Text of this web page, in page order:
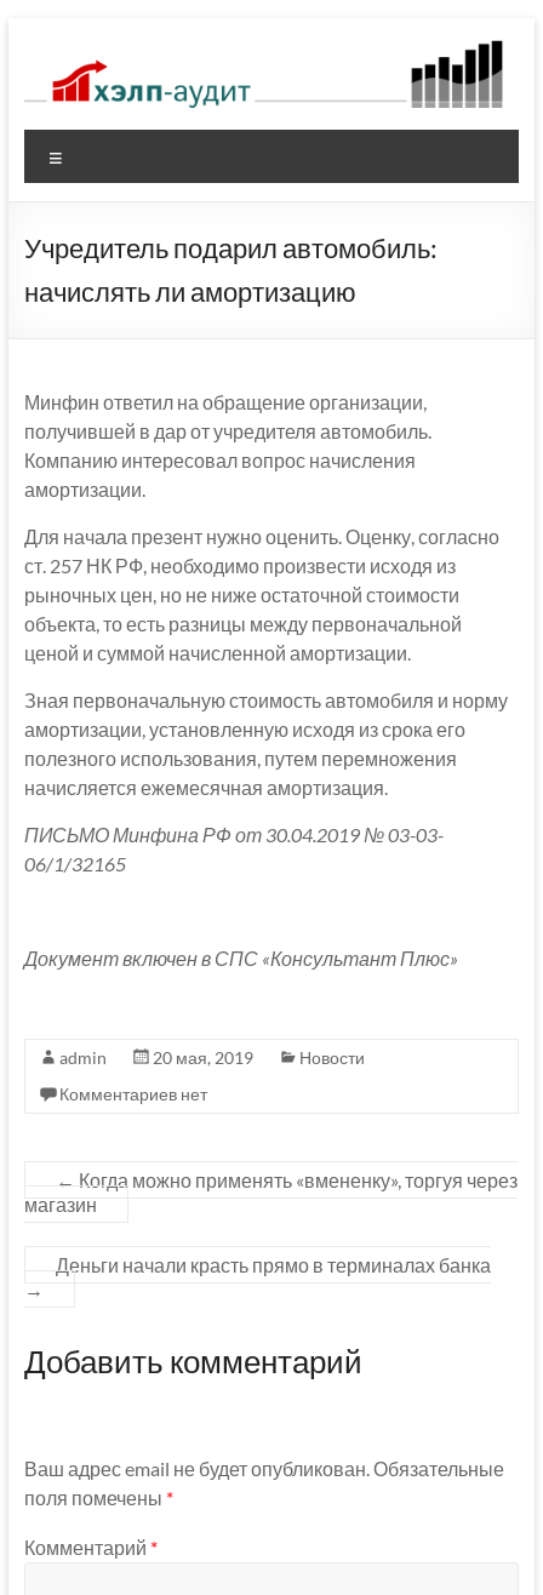
содержимому
Учредитель подарил автомобиль:
начислять ли амортизацию
Минфин ответил на обращение организации,
получившей в дар от учредителя автомобиль.
Компанию интересовал вопрос начисления
амортизации.
Для начала презент нужно оценить. Оценку, согласно
ст. 257 НК РФ, необходимо произвести исходя из
рыночных цен, но не ниже остаточной стоимости
объекта, то есть разницы между первоначальной
ценой и суммой начисленной амортизации.
Зная первоначальную стоимость автомобиля и норму
амортизации, установленную исходя из срока его
полезного использования, путем перемножения
начисляется ежемесячная амортизация.
ПИСЬМО Минфина РФ от 30.04.2019 № 03-03-
06/1/32165
Документ включен в СПС «Консультант Плюс»
admin 20 мая, 2019
Новости
Комментариев нет
← Когда можно применять «вмененку», торгуя через
магазин
Деньги начали красть прямо в терминалах банка
→
Добавить комментарий
Ваш адрес email не будет опубликован. Обязательные
поля помечены *
Комментарий *